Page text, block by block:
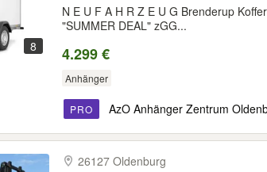
8
N E U F A H R Z E U G Brenderup
"SUMMER DEAL" zGG...
4.299 €
Anhänger
PRO AzO Anhänger Zentrum
26127 Oldenburg